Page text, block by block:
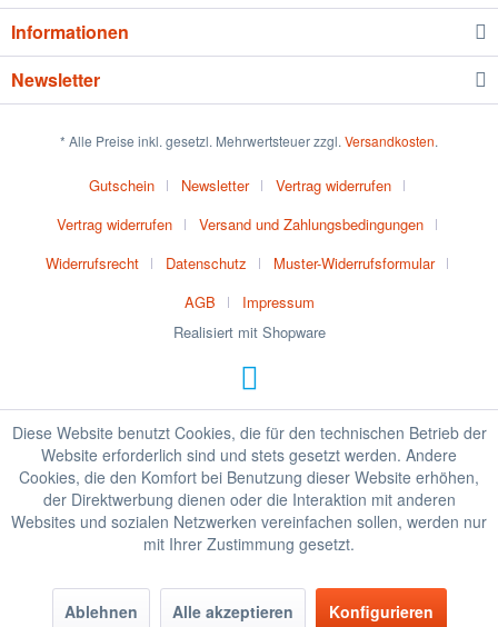
Informationen
Newsletter
* Alle Preise inkl. gesetzl. Mehrwertsteuer zzgl. Versandkosten.
Gutschein Newsletter
Vertrag widerrufen
Vertrag widerrufen
Versand und Zahlungsbedingungen
Widerrufsrecht
Datenschutz
Muster-Widerrufsformular
AGB
Impressum
Realisiert mit Shopware
Diese Website benutzt Cookies, die für den technischen Betrieb der
Website erforderlich sind und stets gesetzt werden. Andere
Cookies, die den Komfort bei Benutzung dieser Website erhöhen,
der Direktwerbung dienen oder die Interaktion mit anderen
Websites und sozialen Netzwerken vereinfachen sollen, werden nur
mit Ihrer Zustimmung gesetzt.
Ablehnen Alle akzeptieren Konfigurieren